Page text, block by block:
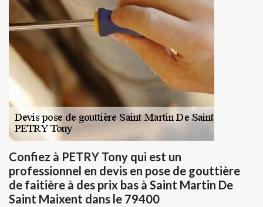
Confiez à PETRY Tony qui est un
professionnel en devis en pose de gouttière
de faitière à des prix bas à Saint Martin De
Saint Maixent dans le 79400